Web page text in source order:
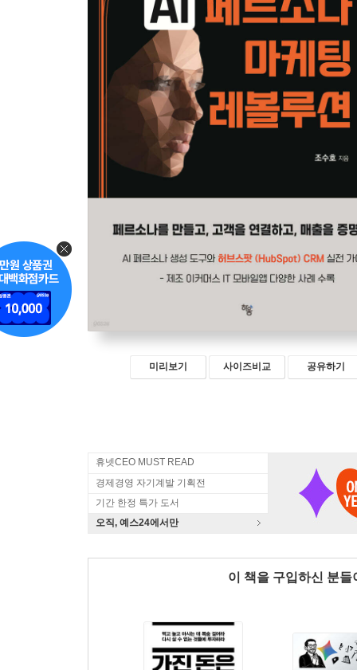
미리보기 사이즈비교 공유하기
휴넷CEO MUST READ
경제경영 자기계발 기획전
기간 한정 특가 도서
오직, 예스24에서만
이 책을 구입하신 분